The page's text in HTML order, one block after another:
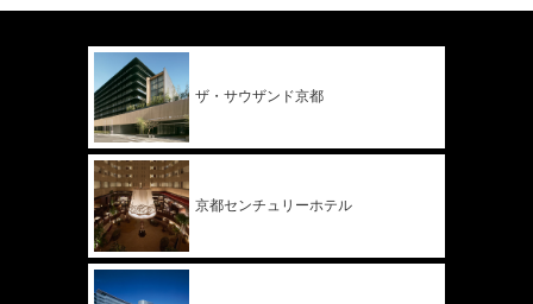
ザ・サウザンド京都
京都センチュリーホテル